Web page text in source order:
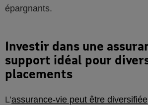
épargnants.
Investir dans une
support idéal pour
placements
L’assurance-vie peut être diversifiée